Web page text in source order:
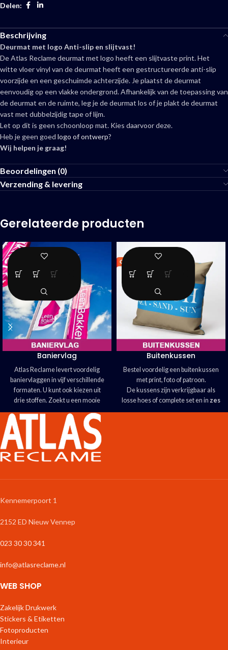
Delen:
Beschrijving
Deurmat met logo Anti-slip en slijtvast!
De Atlas Reclame deurmat met logo heeft een slijtvaste print. Het
witte vloer vinyl van de deurmat heeft een gestructureerde anti-slip
voorzijde en een geschuimde achterzijde. Je plaatst de deurmat
eenvoudig op een vlakke ondergrond. Afhankelijk van de toepassing van
de deurmat en de ruimte, leg je de deurmat los of je plakt de deurmat
vast met dubbelzijdig tape of lijm.
Let op dit is geen schoonloop mat. Kies daarvoor deze.
Heb je geen goed logo of ontwerp?
Wij helpen je graag!
Beoordelingen (0)
Verzending & levering
Gerelateerde producten
Baniervlag
Atlas Reclame levert voordelig
baniervlaggen in vijf verschillende
formaten. U kunt ook kiezen uit
drie stoffen. Zoekt u een mooie
blikvanger? Kies voor een
Baniervlag!
Eigen ontwerp eenvoudig
uploaden.
Buitenkussen
Bestel voordelig een buitenkussen
met print, foto of patroon.
De kussens zijn verkrijgbaar als
losse hoes of complete set en in zes
verschillende formaten.
Kennemerpoort 1
2152 ED Nieuw Vennep
023 30 30 341
info@atlasreclame.nl
WEB SHOP
Zakelijk Drukwerk
Stickers & Etiketten
Fotoproducten
Interieur